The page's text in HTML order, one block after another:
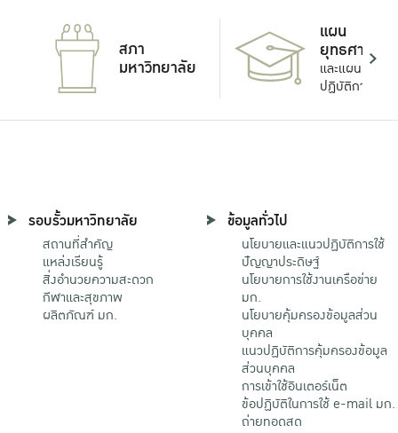
สภา
มหาวิทยาลัย
แผน
ยุทธศาสตร์
และแผน
ปฏิบัติการ
รอบรั้วมหาวิทยาลัย
สถานที่สำคัญ
แหล่งเรียนรู้
สิ่งอำนวยความสะดวก
กีฬาและสุขภาพ
ผลิตภัณฑ์ มก.
ข้อมูลทั่วไป
นโยบายและแนวปฏิบัติการใช้
ปัญญาประดิษฐ์
นโยบายการใช้งานเครือข่าย
มก.
นโยบายคุ้มครองข้อมูลส่วน
บุคคล
แนวปฏิบัติการคุ้มครองข้อมูล
ส่วนบุคคล
การเข้าใช้อินเตอร์เน็ต
ข้อปฏิบัติในการใช้ e-mail มก.
ถ่ายทอดสด